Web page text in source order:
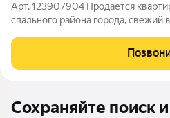
Арт. 123907904 Продается
спального района города, свежий
с хорошими соседями. Чистый
площадка. В шаговой
Сохраняйте поиск